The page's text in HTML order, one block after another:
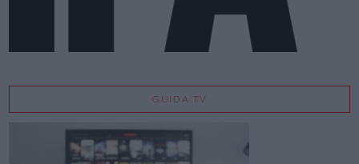
GUIDA TV